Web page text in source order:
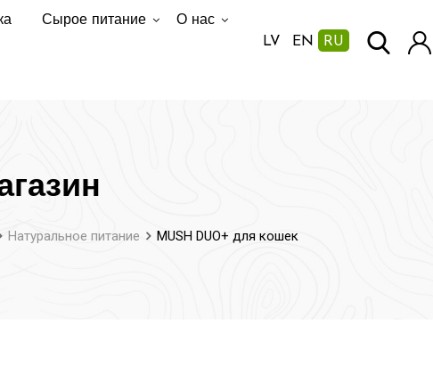
Сырое питание О нас
LV EN RU
Натуральное питание MUSH DUO+ для кошек